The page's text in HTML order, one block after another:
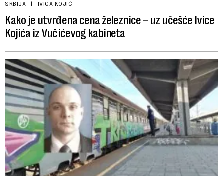
SRBIJA IVICA KOJIĆ
Kako je utvrđena cena železnice – uz učešće Ivice
Kojića iz Vučićevog kabineta